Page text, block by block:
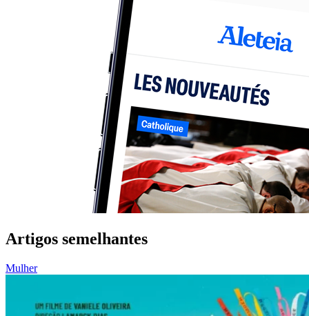
Artigos semelhantes
Mulher